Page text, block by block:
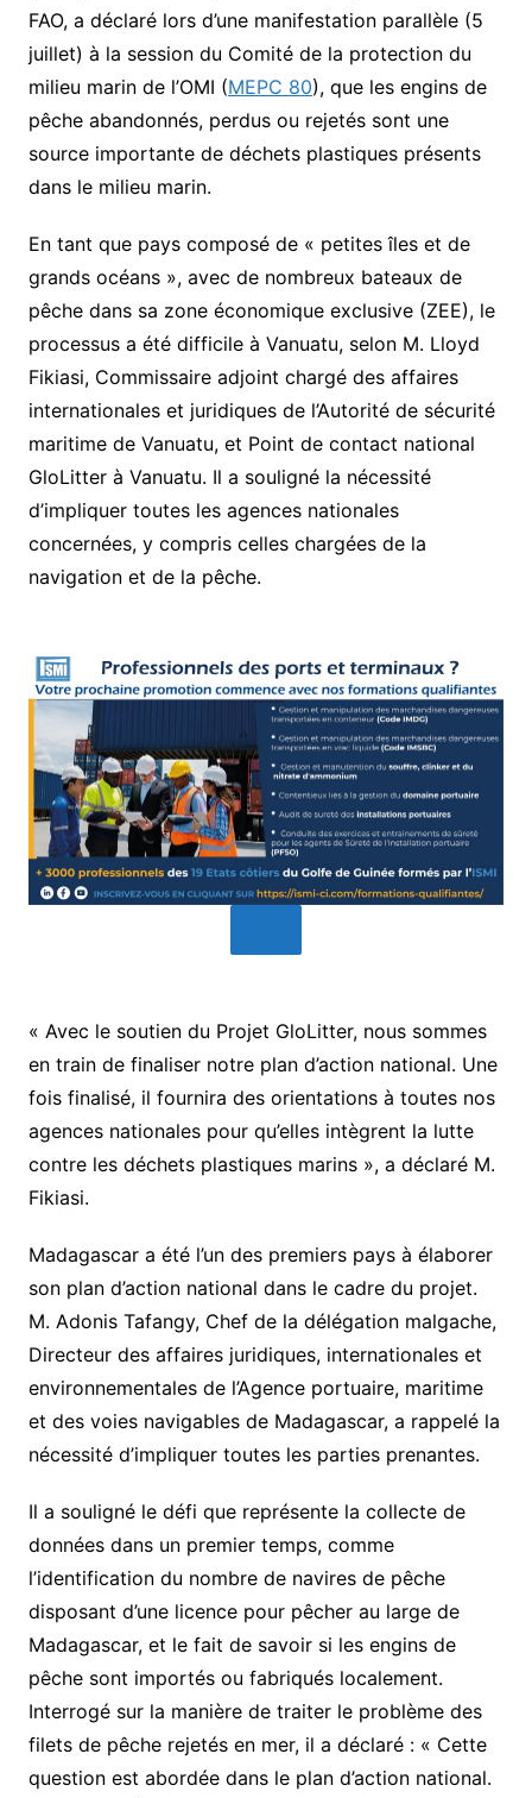
FAO, a déclaré lors d’une manifestation parallèle (5
juillet) à la session du Comité de la protection du
milieu marin de l’OMI (MEPC 80), que les engins de
pêche abandonnés, perdus ou rejetés sont une
source importante de déchets plastiques présents
dans le milieu marin.
En tant que pays composé de « petites îles et de
grands océans », avec de nombreux bateaux de
pêche dans sa zone économique exclusive (ZEE), le
processus a été difficile à Vanuatu, selon M. Lloyd
Fikiasi, Commissaire adjoint chargé des affaires
internationales et juridiques de l’Autorité de sécurité
maritime de Vanuatu, et Point de contact national
GloLitter à Vanuatu. Il a souligné la nécessité
d’impliquer toutes les agences nationales
concernées, y compris celles chargées de la
navigation et de la pêche.
« Avec le soutien du Projet GloLitter, nous sommes
en train de finaliser notre plan d’action national. Une
fois finalisé, il fournira des orientations à toutes nos
agences nationales pour qu’elles intègrent la lutte
contre les déchets plastiques marins », a déclaré M.
Fikiasi.
Madagascar a été l’un des premiers pays à élaborer
son plan d’action national dans le cadre du projet.
M. Adonis Tafangy, Chef de la délégation malgache,
Directeur des affaires juridiques, internationales et
environnementales de l’Agence portuaire, maritime
et des voies navigables de Madagascar, a rappelé la
nécessité d’impliquer toutes les parties prenantes.
Il a souligné le défi que représente la collecte de
données dans un premier temps, comme
l’identification du nombre de navires de pêche
disposant d’une licence pour pêcher au large de
Madagascar, et le fait de savoir si les engins de
pêche sont importés ou fabriqués localement.
Interrogé sur la manière de traiter le problème des
filets de pêche rejetés en mer, il a déclaré : « Cette
question est abordée dans le plan d’action national.